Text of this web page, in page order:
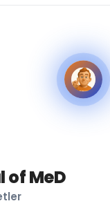
of MeD